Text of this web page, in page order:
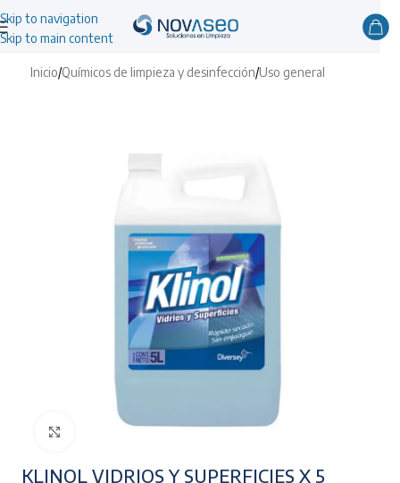
Skip to navigation
Skip to main content
Inicio/Químicos de limpieza y desinfección/Uso general
KLINOL VIDRIOS Y SUPERFICIES X 5